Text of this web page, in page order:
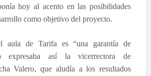
hoy al acento en las posibilidades
como objetivo del proyecto.
aula de Tarifa es “una garantía de
expresaba así la vicerrectora de
Valero, que aludía a los resultados